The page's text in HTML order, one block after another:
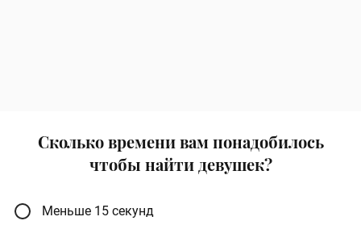
Сколько времени вам понадобилось
чтобы найти девушек?
Меньше 15 секунд